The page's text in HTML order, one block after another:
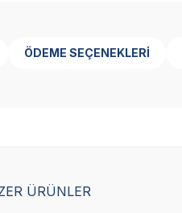
ÖDEME SEÇENEKLERI
ÜRÜNLER